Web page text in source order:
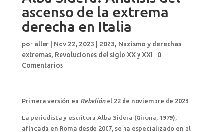
ascenso de la extrema
derecha en Italia
por aller| Nov 22, 2023 2023, Nazismo y derechas
extremas, Revoluciones del siglo XX y XXI
0
Comentarios
Primera versión en Rebeliónel 22 de noviembre de 2023
La periodista y escritora Alba Sidera (Girona, 1979),
afincada en Roma desde 2007, se ha especializado en el